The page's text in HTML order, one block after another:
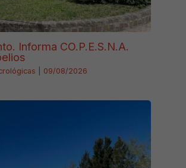
Informa CO.P.E.S.N.A.
09/08/2026